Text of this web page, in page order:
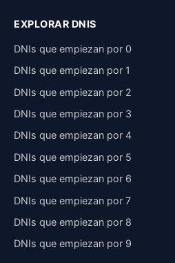
EXPLORAR DNIS
DNIs que empiezan por 0
DNIs que empiezan por 1
DNIs que empiezan por 2
DNIs que empiezan por 3
DNIs que empiezan por 4
DNIs que empiezan por 5
DNIs que empiezan por 6
DNIs que empiezan por 7
DNIs que empiezan por 8
DNIs que empiezan por 9